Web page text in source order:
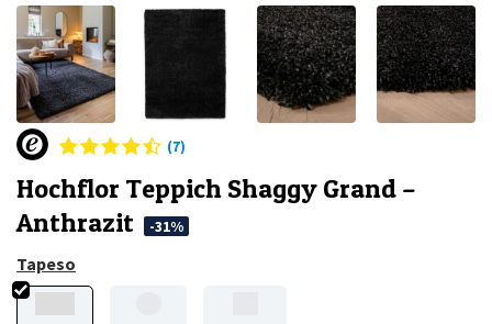
(7)
Hochflor Teppich Shaggy Grand –
Anthrazit
-31%
Tapeso